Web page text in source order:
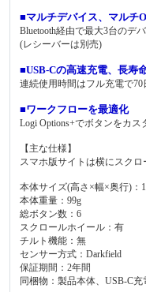
■マルチデバイス、マルチ
Bluetooth経由で最大3台のデ
(レシーバーは別売)
■USB-Cの高速充電、長寿
連続使用時間はフル充電で
■ワークフローを最適化
Logi Options+でボタンをカ
【主な仕様】
スマホ版サイトは横にスクロ
本体サイズ(高さ×幅×奥行)：
本体重量：99g
総ボタン数：6
スクロールホイール：有
チルト機能：無
センサー方式：Darkfield
保証期間：2年間
同梱物：製品本体、USB-C